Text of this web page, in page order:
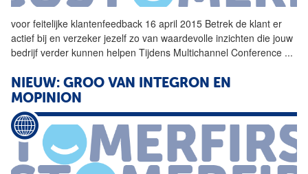
voor feitelijke klantenfeedback 16 april 2015 Betrek de klant er
actief bij en verzeker jezelf zo van waardevolle inzichten die jouw
bedrijf verder kunnen helpen Tijdens Multichannel Conference ...
NIEUW: GROO VAN INTEGRON EN
MOPINION